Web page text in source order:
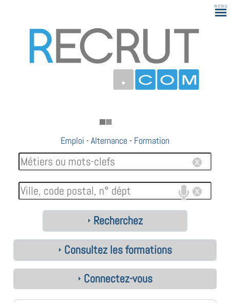
Emploi -Alternance - Formation
Recherchez
Consultez les formations
Connectez-vous